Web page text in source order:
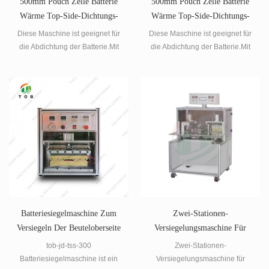
Wärme Top-Side-Dichtungs-
Maschine
Diese Maschine ist geeignet für
die Abdichtung der Batterie.Mit
Das Gerät verfügt über eine
Batterie Registerkarte
Positionierung block, die
position der Registerkarte
"Batterie" genauer.
Wärme Top-Side-Dichtungs-
Maschine
Diese Maschine ist geeignet für
die Abdichtung der Batterie.Mit
Batterie Registerkarte
Positionierung block, die
position der Registerkarte
"Batterie" genauer.
Batteriesiegelmaschine Zum
Versiegeln Der Beuteloberseite
tob-jd-tss-300
Batteriesiegelmaschine ist ein
Zwei-Stationen-
Versiegelungsmaschine Für
Beutelzellen
Zwei-Stationen-
Versiegelungsmaschine für